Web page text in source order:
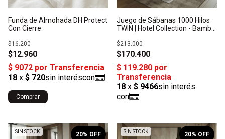
Funda de Almohada DH Protect
Con Cierre
$12.960
$16.200
Comprar
Juego de Sábanas 1000 Hilos
TWIN | Hotel Collection - Bambú
$170.400
$213.000
1/6
SIN STOCK 20% OFF 1/6
SIN STOCK 20% OFF